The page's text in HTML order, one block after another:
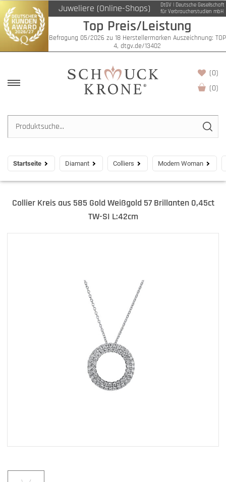
Juweliere (Online-Shops)
DtGV | Deutsche Gesellschaft
für Verbraucherstudien mbH
Top Preis/Leistung
Befragung 05/2026 zu 18 Herstellermarken Auszeichnung: TOP
4, dtgv.de/13402
(0)
(0)
Startseite Diamant Colliers Modern Woman
Collier Kreis aus 585 Gold Weißgold 57 Brillanten 0,45ct
TW-SI L:42cm